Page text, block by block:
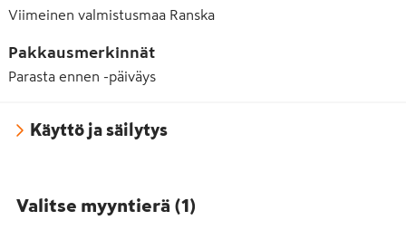
Viimeinen valmistusmaa Ranska
Pakkausmerkinnät
Parasta ennen -päiväys
Käyttö ja säilytys
Valitse myyntierä (1)